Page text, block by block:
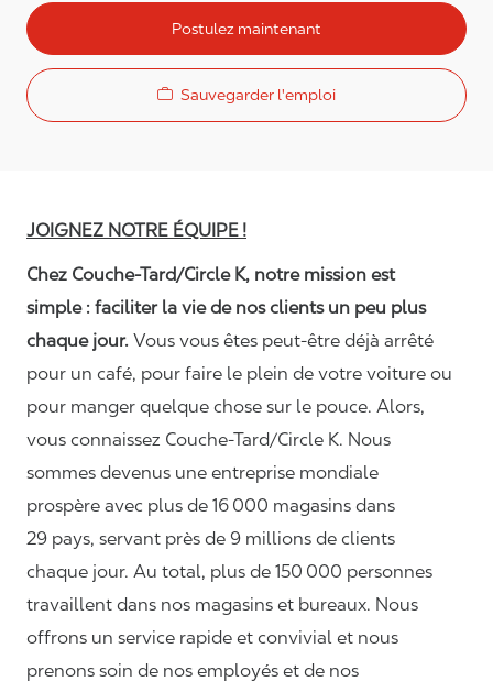
Postulez maintenant
Sauvegarder l'emploi
JOIGNEZ NOTRE ÉQUIPE !
Chez Couche-Tard/Circle K, notre mission est
simple : faciliter la vie de nos clients un peu plus
chaque jour. Vous vous êtes peut-être déjà arrêté
pour un café, pour faire le plein de votre voiture ou
pour manger quelque chose sur le pouce. Alors,
vous connaissez Couche-Tard/Circle K. Nous
sommes devenus une entreprise mondiale
prospère avec plus de 16 000 magasins dans
29 pays, servant près de 9 millions de clients
chaque jour. Au total, plus de 150 000 personnes
travaillent dans nos magasins et bureaux. Nous
offrons un service rapide et convivial et nous
prenons soin de nos employés et de nos